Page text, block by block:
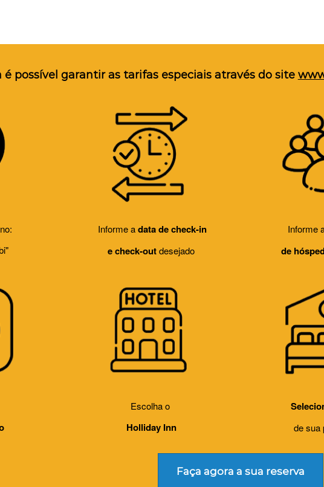
é possível garantir as tarifas especiais através do site
Informe adata de check-in
e check-outdesejado
Informe
de
Escolha o
Holliday Inn de sua
Faça agora a sua reserva